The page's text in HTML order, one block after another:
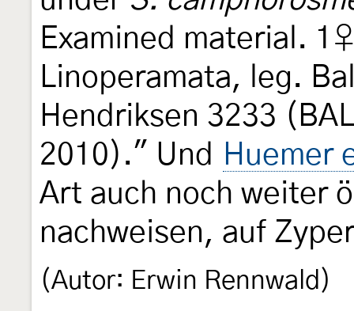
Examined material.
Linoperamata, leg.
Hendriksen 3233
2010)." Und
Huemer
Art auch noch weiter
nachweisen, auf
(Autor: Erwin Rennwald)